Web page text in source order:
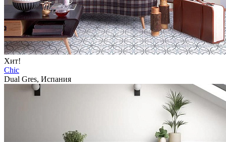
Хит!
Chic
Dual Gres, Испания